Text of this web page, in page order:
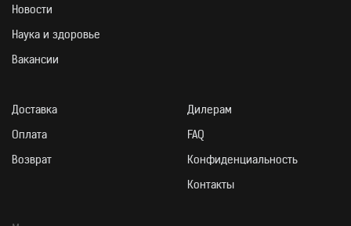
Салидрозид
Элеутерозиды
Панаксозиды
СПОСОБ
Новости
Наука и здоровье
Вакансии
Доставка
Оплата
Возврат
Дилерам
FAQ
Конфиденциальность
Контакты